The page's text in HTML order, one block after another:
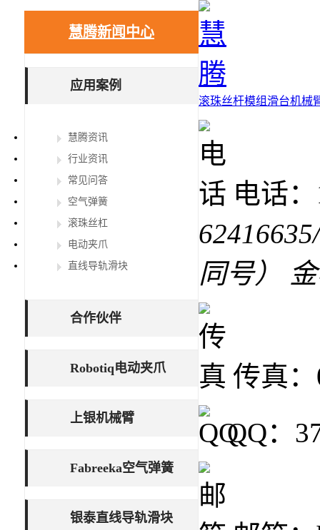
慧腾新闻中心
应用案例
慧腾资讯
行业资讯
常见问答
空气弹簧
滚珠丝杠
电动夹爪
直线导轨滑块
合作伙伴
Robotiq电动夹爪
上银机械臂
Fabreeka空气弹簧
银泰直线导轨滑块
滚珠丝杆模组滑台机械
电话
同号）
传真：
QQ：